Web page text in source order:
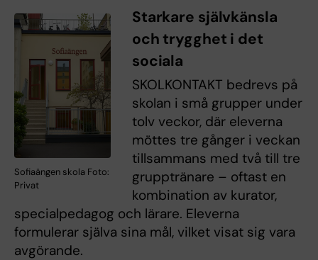
Sofiaängen skola Foto:
Privat
Starkare självkänsla
och trygghet i det
sociala
SKOLKONTAKT bedrevs på
skolan i små grupper under
tolv veckor, där eleverna
möttes tre gånger i veckan
tillsammans med två till tre
grupptränare – oftast en
kombination av kurator,
specialpedagog och lärare. Eleverna
formulerar själva sina mål, vilket visat sig vara
avgörande.